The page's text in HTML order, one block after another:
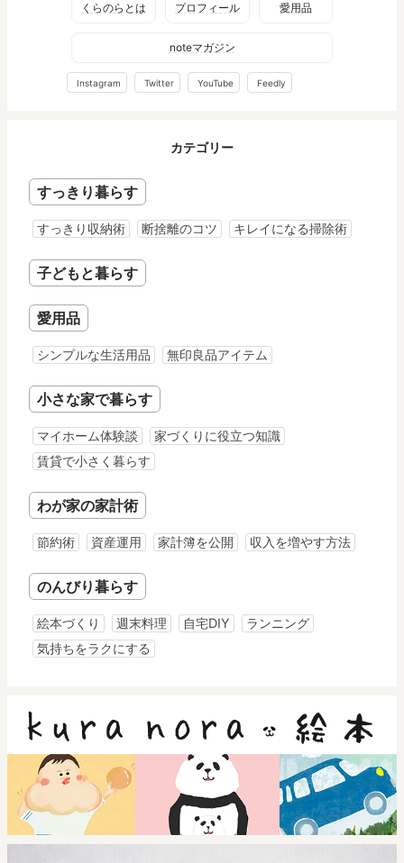
くらのらとは プロフィール 愛用品
noteマガジン
Instagram Twitter YouTube Feedly
カテゴリー
すっきり暮らす
すっきり収納術 断捨離のコツ キレイになる掃除術
子どもと暮らす
愛用品
シンプルな生活用品 無印良品アイテム
小さな家で暮らす
マイホーム体験談
家づくりに役立つ知識
賃貸で小さく暮らす
わが家の家計術
節約術 資産運用 家計簿を公開 収入を増やす方法
のんびり暮らす
絵本づくり 週末料理 自宅DIY
ランニング
気持ちをラクにする